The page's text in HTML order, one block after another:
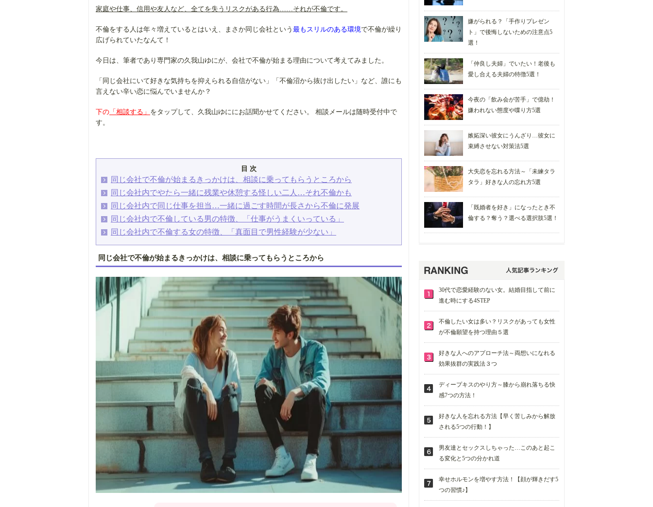
家庭や仕事、信用や友人など、全てを失うリスクがある行為……それが不倫です。
不倫をする人は年々増えているとはいえ、まさか同じ会社という 最もスリルのある環境で不倫が繰り
広げられていたなんて！
今日は、筆者であり専門家の久我山ゆにが、会社で不倫が始まる理由について考えてみました。
「同じ会社にいて好きな気持ちを抑えられる自信がない」「不倫沼から抜け出したい」など、誰にも
言えない辛い恋に悩んでいませんか？
下の 「相談する」 をタップして、久我山ゆににお話聞かせてください。 相談メールは随時受付中で
す。
目 次
同じ会社で不倫が始まるきっかけは、相談に乗ってもらうところから
同じ会社内でやたら一緒に残業や休憩する怪しい二人…それ不倫かも
同じ会社内で同じ仕事を担当…一緒に過ごす時間が長さから不倫に発展
同じ会社内で不倫している男の特徴、「仕事がうまくいっている」
同じ会社内で不倫する女の特徴、「真面目で男性経験が少ない」
同じ会社で不倫が始まるきっかけは、相談に乗ってもらうところから
嫌がられる？「手作りプレゼン
ト」で後悔しないための注意点5
選！
「仲良し夫婦」でいたい！老後も
愛し合える夫婦の特徴5選！
今夜の「飲み会が苦手」で億劫！
嫌われない態度や喋り方5選
嫉妬深い彼女にうんざり…彼女に
束縛させない対策法5選
大失恋を忘れる方法～「未練タラ
タラ」好きな人の忘れ方5選
「既婚者を好き」になったとき不
倫する？奪う？選べる選択肢5選！
30代で恋愛経験のない女。結婚目指して前に
進む時にする4STEP
不倫したい女は多い？リスクがあっても女性
が不倫願望を持つ理由５選
好きな人へのアプローチ法～両想いになれる
効果抜群の実践法３つ
ディープキスのやり方～膝から崩れ落ちる快
感7つの方法！
好きな人を忘れる方法【早く苦しみから解放
される5つの行動！】
男友達とセックスしちゃった…このあと起こ
る変化と5つの分かれ道
幸せホルモンを増やす方法！【顔が輝きだす5
つの習慣♪】